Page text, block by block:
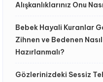
Alışkanlıklarınız Onu
Bebek Hayali Kuranlar
Zihnen ve Bedenen Nasıl
Hazırlanmalı?
Gözlerinizdeki Sessiz